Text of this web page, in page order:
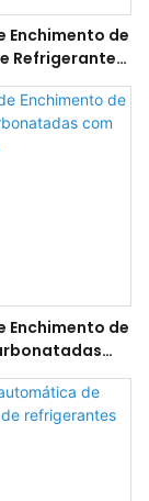
Enchimento de
Refrigerante
50 Cabeças
Enchimento de